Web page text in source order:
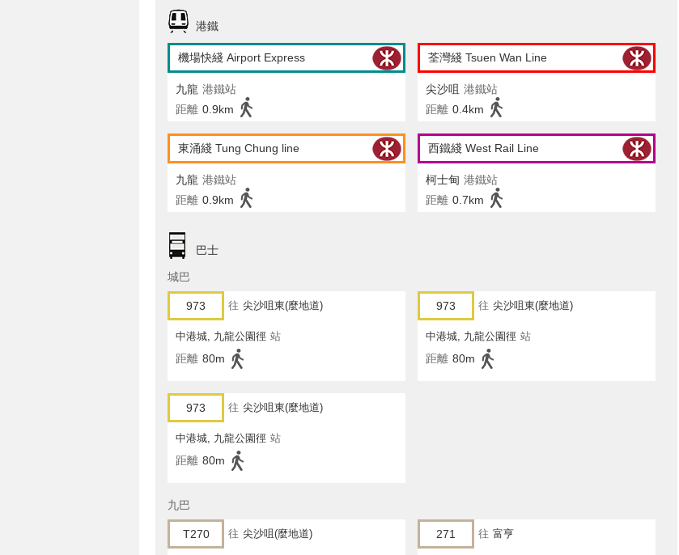
港鐵
機場快綫 Airport Express
九龍 港鐵站
距離 0.9km
荃灣綫 Tsuen Wan Line
尖沙咀 港鐵站
距離 0.4km
東涌綫 Tung Chung line
九龍 港鐵站
距離 0.9km
西鐵綫 West Rail Line
柯士甸 港鐵站
距離 0.7km
巴士
城巴
973 往 尖沙咀東(麼地道)
中港城, 九龍公園徑 站
距離 80m
973 往 尖沙咀東(麼地道)
中港城, 九龍公園徑 站
距離 80m
973 往 尖沙咀東(麼地道)
中港城, 九龍公園徑 站
距離 80m
九巴
T270 往 尖沙咀(麼地道) 271 往 富亨